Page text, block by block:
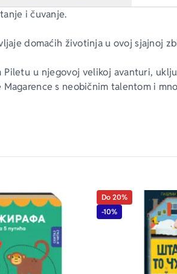
i čuvanje.
domaćih životinja u ovoj sjajnoj
Piletu u njegovoj velikoj avanturi,
s neobičnim talentom i
prati okretanje svake stranice!
Do 20%
-10%